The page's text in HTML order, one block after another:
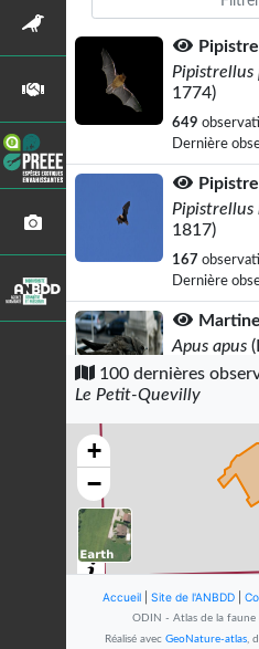
Pipistrellus
1774)
649
Dernière
1817)
167
Dernière
Apus apus
33
Dernière
Lapin
Dernière
Pigeon
Columba
100 dernières
Le Petit-Quevilly
+
−
Accueil Site de l'ANBDD
ODIN - Atlas de la
Réalisé avec GeoNature-atlas,